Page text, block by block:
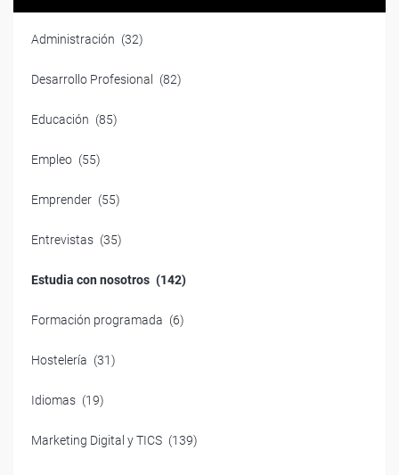
Administración (32)
Desarrollo Profesional (82)
Educación (85)
Empleo (55)
Emprender (55)
Entrevistas (35)
Estudia con nosotros (142)
Formación programada (6)
Hostelería (31)
Idiomas (19)
Marketing Digital y TICS (139)